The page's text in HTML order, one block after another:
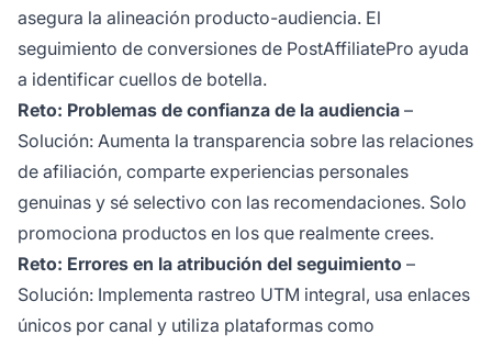
asegura la alineación producto-audiencia. El
seguimiento de conversiones de PostAffiliatePro ayuda
a identificar cuellos de botella.
Reto: Problemas de confianza de la audiencia –
Solución: Aumenta la transparencia sobre las relaciones
de afiliación, comparte experiencias personales
genuinas y sé selectivo con las recomendaciones. Solo
promociona productos en los que realmente crees.
Reto: Errores en la atribución del seguimiento –
Solución: Implementa rastreo UTM integral, usa enlaces
únicos por canal y utiliza plataformas como